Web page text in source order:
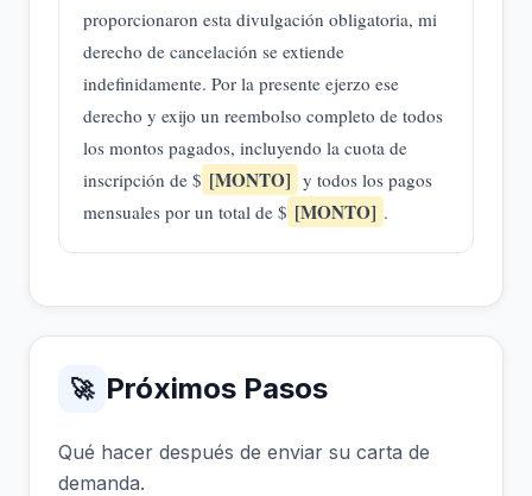
proporcionaron esta divulgación obligatoria, mi
derecho de cancelación se extiende
indefinidamente. Por la presente ejerzo ese
derecho y exijo un reembolso completo de todos
los montos pagados, incluyendo la cuota de
inscripción de $ [MONTO] y todos los pagos
mensuales por un total de $ [MONTO] .
🚀 Próximos Pasos
Qué hacer después de enviar su carta de
demanda.